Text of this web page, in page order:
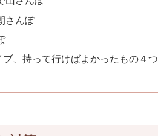
さんぽ
、持って行けばよかったもの４つ